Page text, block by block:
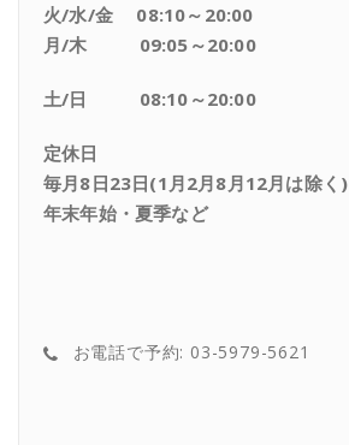
火/水/金 08:10～20:00
月/木 09:05～20:00
土/日 08:10～20:00
定休日
毎月8日23日(1月2月8月12月は除く)
年末年始・夏季など
お電話で予約: 03-5979-5621